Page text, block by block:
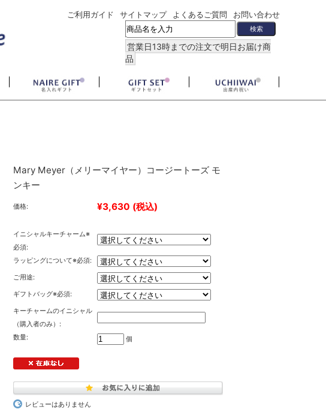
ご利用ガイド サイトマップ よくあるご質問 お問い合わせ
営業日13時までの注文で明日お届け商
品
Mary Meyer（メリーマイヤー）コージートーズ モ
ンキー
価格: ¥3,630 (税込)
イニシャルキーチャーム※
必須:
ラッピングについて※必須:
ご用途:
ギフトバッグ※必須:
キーチャームのイニシャル
（購入者のみ）:
数量:
個
レビューはありません